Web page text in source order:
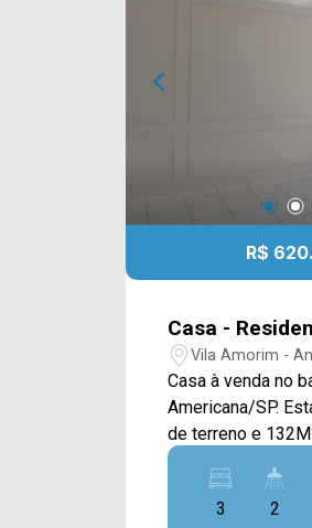
R$
Casa -
Vila Amorim -
Casa à venda no
Americana/SP. Esta casa possui 300M²
de terreno e
contando com
integradas,
despensa, quintal
3
2